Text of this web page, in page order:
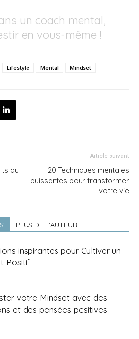
un coach mental,
en vous-même !
Lifestyle Mental Mindset
du
Article suivant
20 Techniques mentales
puissantes pour transformer
votre vie
PLUS DE L'AUTEUR
inspirantes pour Cultiver un
Positif
votre Mindset avec des
et des pensées positives